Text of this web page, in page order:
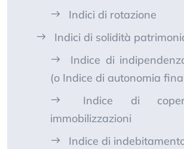
Indici di rotazione
Indici di solidità
Indice di
(o Indice di autonomia
Indice di
immobilizzazioni
Indice di